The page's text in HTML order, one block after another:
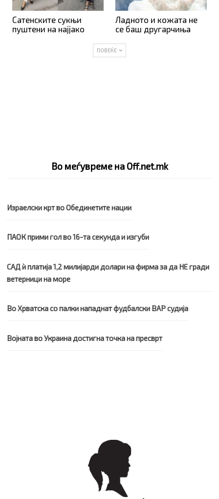
Сатенските сукњи
пуштени на најјако
Ладното и кожата не
се баш другарчиња
ПОВЕЌЕ
Во меѓувреме на Off.net.mk
Израелски крт во Обединетите нации
ПАОК прими гол во 16-та секунда и изгуби
САД ѝ платија 1,2 милијарди долари на фирма за да НЕ гради
ветерници на море
Во Хрватска со палки нападнат фудбалски ВАР судија
Војната во Украина достигна точка на пресврт